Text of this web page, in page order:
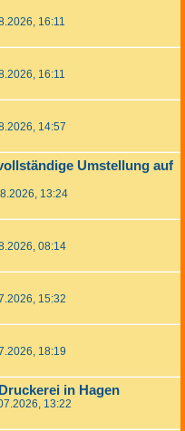
16:11
16:11
14:57
Umstellung auf
13:24
08:14
15:32
18:19
in Hagen
13:22